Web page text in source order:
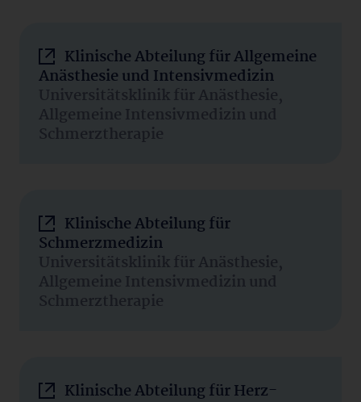
Klinische Abteilung für Allgemeine
Anästhesie und Intensivmedizin
Universitätsklinik für Anästhesie,
Allgemeine Intensivmedizin und
Schmerztherapie
Klinische Abteilung für
Schmerzmedizin
Universitätsklinik für Anästhesie,
Allgemeine Intensivmedizin und
Schmerztherapie
Klinische Abteilung für Herz-